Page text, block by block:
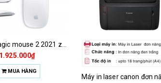
Chuột magic mouse 2 2021 za/a
1.925.000₫
MUA HÀNG